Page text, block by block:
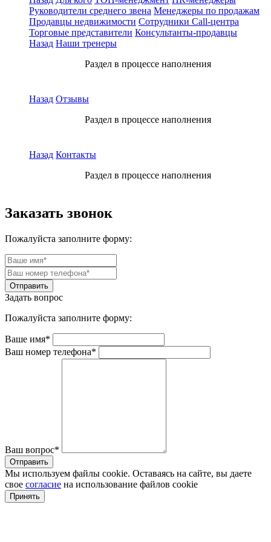
Руководители среднего звена Менеджеры по продажам
Продавцы недвижимости Сотрудники Call-центра
Торговые представители Консультанты-продавцы
Назад Наши тренеры
Раздел в процессе наполнения
Назад Отзывы
Раздел в процессе наполнения
Назад Контакты
Раздел в процессе наполнения
Заказать звонок
Пожалуйста заполните форму:
Задать вопрос
Пожалуйста заполните форму:
Ваше имя*
Ваш номер телефона*
Ваш вопрос*
Мы используем файлы cookie. Оставаясь на сайте, вы даете
свое согласие на использование файлов cookie
Принять